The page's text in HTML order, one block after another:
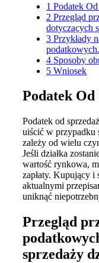
1 Podatek
2 Przegląd
dotyczących
3 Przykłady
podatkowych.
4 Sposoby
5 Wniosek
Podatek Od
Podatek od
uiścić w przypadku
zależy od wielu
Jeśli działka
wartość rynkowa,
zapłaty. Kupujący i
aktualnymi
uniknąć
Przegląd
sprzedaży